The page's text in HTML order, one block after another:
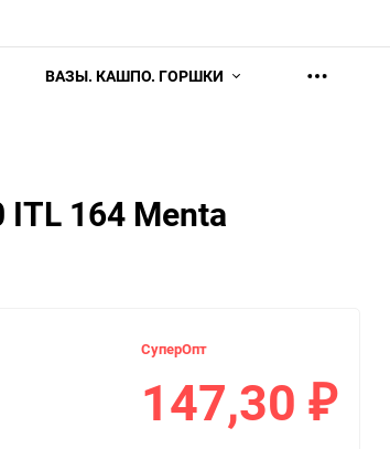
ВАЗЫ. КАШПО. ГОРШКИ
164 Menta
СуперОпт
147,30 ₽